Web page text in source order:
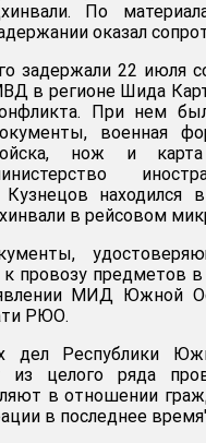
По
оказал
задержали 22 июля
в регионе Шида
При нем
военная
нож и карта
в рейсовом
провозу предметов
МИД Южной
РЮО.
дел Республики
целого ряда
в отношении
в последнее